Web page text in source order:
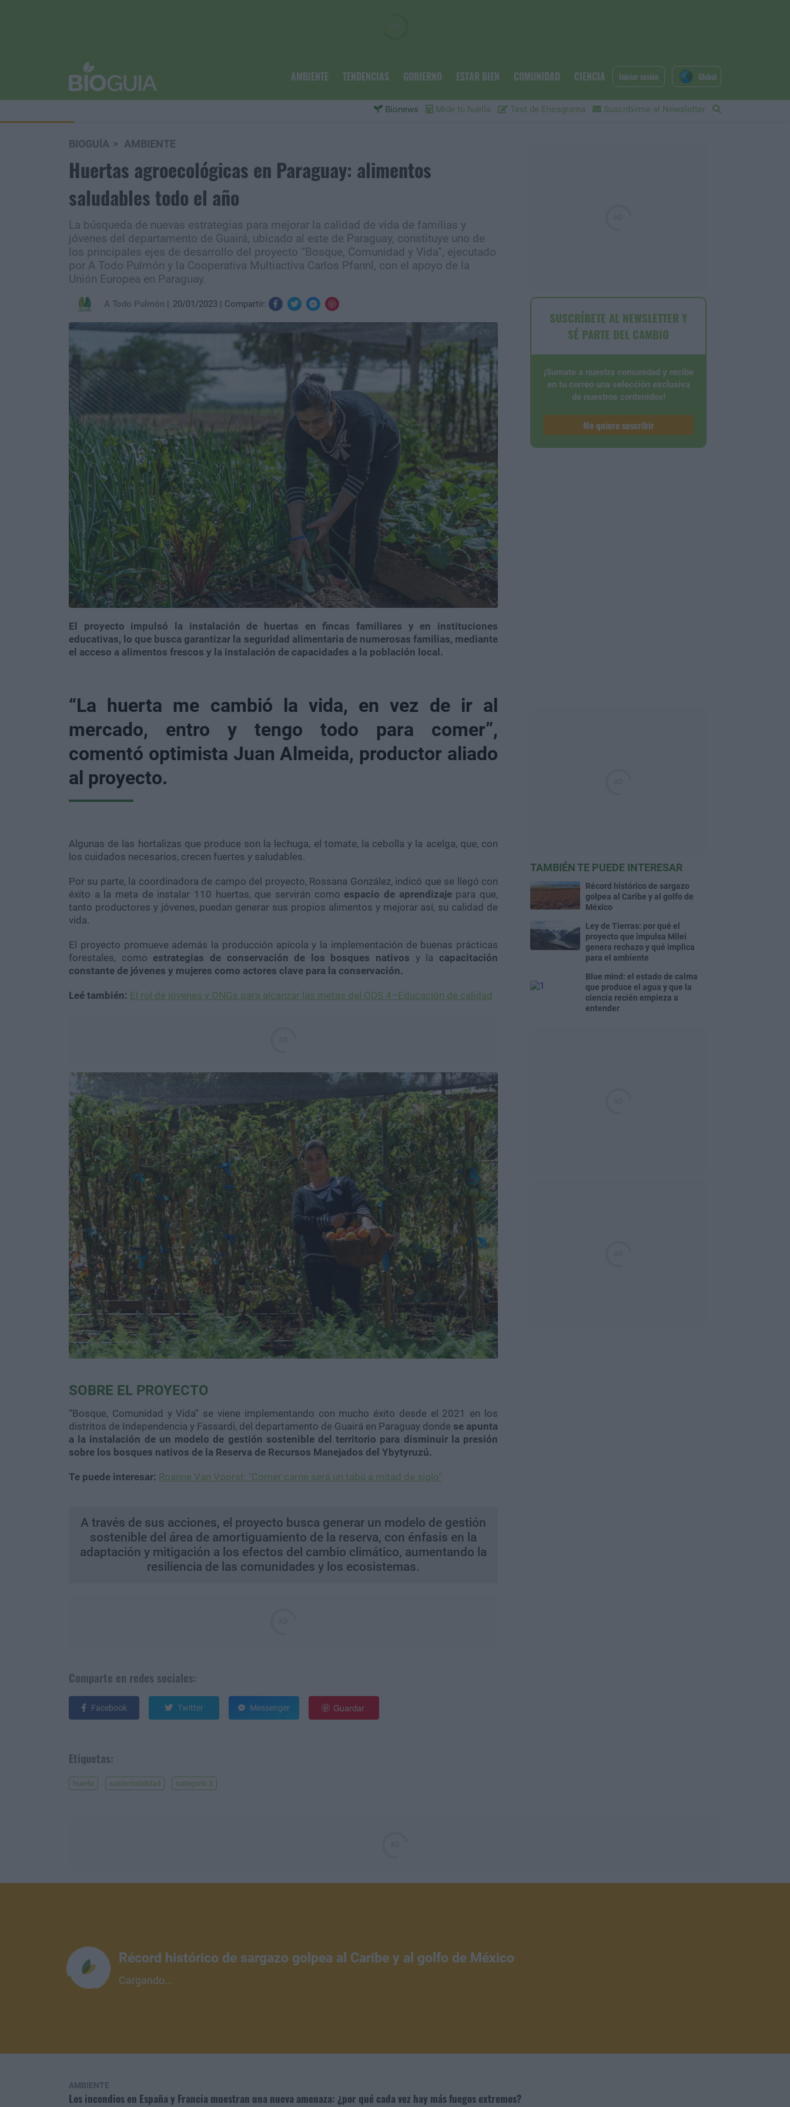
AMBIENTE TENDENCIAS GOBIERNO ESTAR BIEN COMUNIDAD CIENCIA
Bionews Mide tu huella Test de Eneagrama Suscribirme al Newsletter
Iniciar sesión Global
BIOGUÍA AMBIENTE
Huertas agroecológicas en Paraguay: alimentos
saludables todo el año
La búsqueda de nuevas estrategias para mejorar la calidad de vida de familias y
jóvenes del departamento de Guairá, ubicado al este de Paraguay, constituye uno de
los principales ejes de desarrollo del proyecto “Bosque, Comunidad y Vida”, ejecutado
por A Todo Pulmón y la Cooperativa Multiactiva Carlos Pfannl, con el apoyo de la
Unión Europea en Paraguay.
A Todo Pulmón 20/01/2023 Compartir:
El proyecto impulsó la instalación de huertas en fincas familiares y en instituciones
educativas, lo que busca garantizar la seguridad alimentaria de numerosas familias, mediante
el acceso a alimentos frescos y la instalación de capacidades a la población local.
“La huerta me cambió la vida, en vez de ir al
mercado, entro y tengo todo para comer”,
comentó optimista Juan Almeida, productor aliado
al proyecto.
Algunas de las hortalizas que produce son la lechuga, el tomate, la cebolla y la acelga, que, con
los cuidados necesarios, crecen fuertes y saludables.
Por su parte, la coordinadora de campo del proyecto, Rossana González, indicó que se llegó con
éxito a la meta de instalar 110 huertas, que servirán como espacio de aprendizajepara que,
tanto productores y jóvenes, puedan generar sus propios alimentos y mejorar así, su calidad de
vida.
El proyecto promueve además la producción apícola y la implementación de buenas prácticas
forestales, como estrategias de conservación de los bosques nativos y la capacitación
constante de jóvenes y mujeres como actores clave para la conservación.
Leé también: El rol de jóvenes y ONGs para alcanzar las metas del ODS 4–Educación de calidad
SOBRE EL PROYECTO
“Bosque, Comunidad y Vida” se viene implementando con mucho éxito desde el 2021 en los
distritos de Independencia y Fassardi, del departamento de Guairá en Paraguay donde se apunta
a la instalación de un modelo de gestión sostenible del territorio para disminuir la presión
sobre los bosques nativos de la Reserva de Recursos Manejados del Ybytyruzú.
Te puede interesar: Roanne Van Voorst: "Comer carne será un tabú a mitad de siglo"
A través de sus acciones, el proyecto busca generar un modelo de gestión
sostenible del área de amortiguamiento de la reserva, con énfasis en la
adaptación y mitigación a los efectos del cambio climático, aumentando la
resiliencia de las comunidades y los ecosistemas.
Comparte en redes sociales:
Facebook Twitter Messenger Guardar
Etiquetas:
huerta sustentabilidad categoria 3
SUSCRÍBETE AL NEWSLETTER Y
SÉ PARTE DEL CAMBIO
¡Sumate a nuestra comunidad y recibe
en tu correo una selección exclusiva
de nuestros contenidos!
Me quiero suscribir
TAMBIÉN TE PUEDE INTERESAR
Récord histórico de sargazo
golpea al Caribe y al golfo de
México
Ley de Tierras: por qué el
proyecto que impulsa Milei
genera rechazo y qué implica
para el ambiente
Blue mind: el estado de calma
que produce el agua y que la
ciencia recién empieza a
entender
Récord histórico de sargazo golpea al Caribe y al golfo de México
Cargando...
AMBIENTE
Los incendios en España y Francia muestran una nueva amenaza: ¿por qué cada vez hay más fuegos extremos?